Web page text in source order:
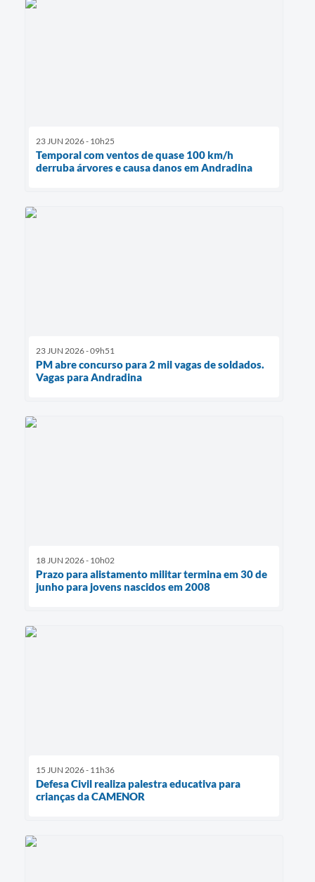
23 JUN 2026 - 10h25
Temporal com ventos de quase 100 km/h
derruba árvores e causa danos em Andradina
23 JUN 2026 - 09h51
PM abre concurso para 2 mil vagas de soldados.
Vagas para Andradina
18 JUN 2026 - 10h02
Prazo para alistamento militar termina em 30 de
junho para jovens nascidos em 2008
15 JUN 2026 - 11h36
Defesa Civil realiza palestra educativa para
crianças da CAMENOR